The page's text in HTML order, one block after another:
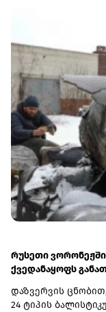
ცნობილი
Asos, Burberry,
საინვესტიციო
წუთზე ნაკლები
პლატფორმის
ხელმისაწვდომ
ლონდონის ბაზრის
შესაძლებლობები
საფონდო ბირჟის
მიზნისკენ –
უფრო მარტივი,
პირდაპირ
https://
არის ფინანსური
რუსეთი
ქვედანაყოფს
დაზვერვის
24 ტიპის